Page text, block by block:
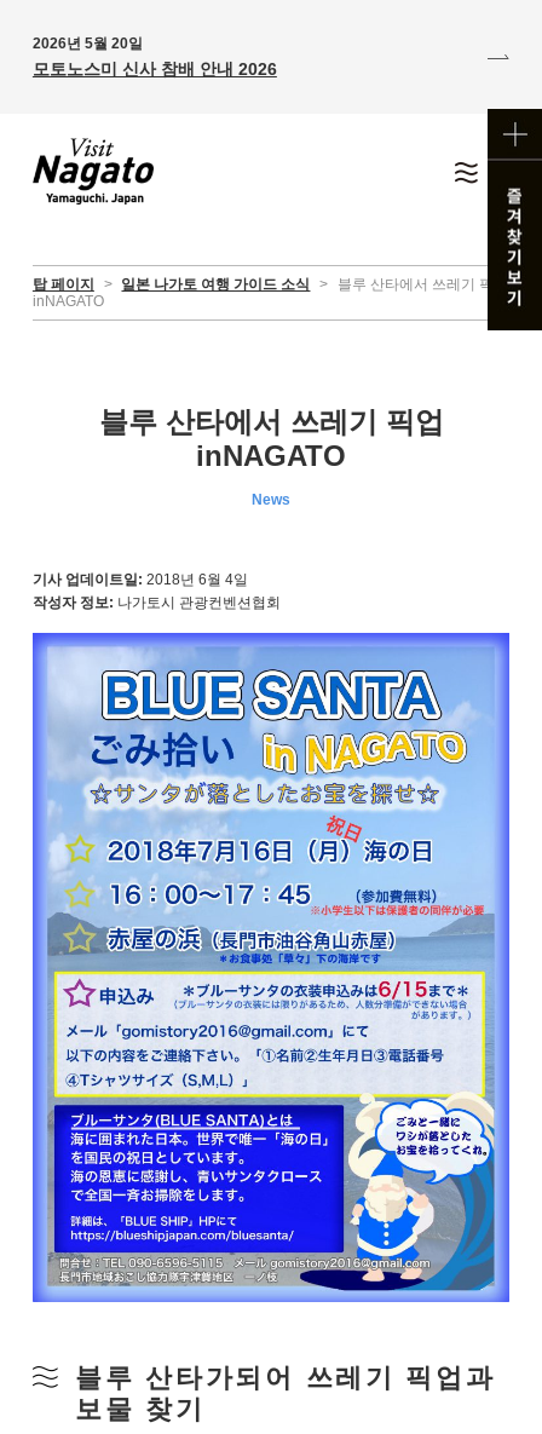
2026년 5월 20일
모토노스미 신사 참배 안내 2026
탑 페이지 > 일본 나가토 여행 가이드 소식 >
블루 산타에서 쓰레기 픽업
inNAGATO
블루 산타에서 쓰레기 픽업
inNAGATO
News
기사 업데이트일: 2018년 6월 4일
작성자 정보: 나가토시 관광컨벤션협회
블루 산타가되어 쓰레기 픽업과
보물 찾기